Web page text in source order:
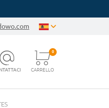
CARRELLO
0